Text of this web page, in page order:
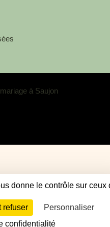
donne le contrôle sur ceux
refuser
Personnaliser
confidentialité